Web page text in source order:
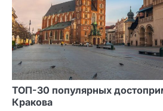
ТОП-30 популярных
Кракова